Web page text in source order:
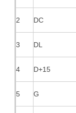
2 DC
3 DL
4 D+15
5 G